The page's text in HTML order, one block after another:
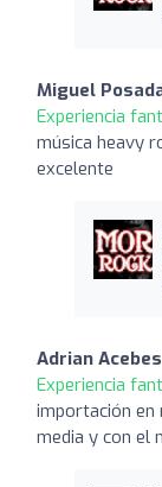
Miguel
Experiencia
música heavy
excelente
Adrian Acebes
Experiencia
importación en
media y con el